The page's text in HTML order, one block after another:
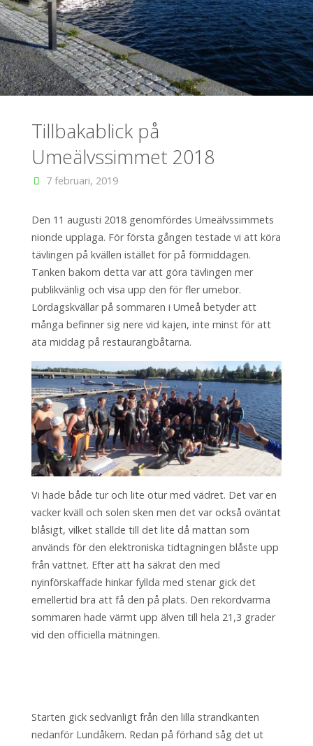
Tillbakablick på
Umeälvssimmet 2018
7 februari, 2019
Den 11 augusti 2018 genomfördes Umeälvssimmets
nionde upplaga. För första gången testade vi att köra
tävlingen på kvällen istället för på förmiddagen.
Tanken bakom detta var att göra tävlingen mer
publikvänlig och visa upp den för fler umebor.
Lördagskvällar på sommaren i Umeå betyder att
många befinner sig nere vid kajen, inte minst för att
äta middag på restaurangbåtarna.
Vi hade både tur och lite otur med vädret. Det var en
vacker kväll och solen sken men det var också oväntat
blåsigt, vilket ställde till det lite då mattan som
används för den elektroniska tidtagningen blåste upp
från vattnet. Efter att ha säkrat den med
nyinförskaffade hinkar fyllda med stenar gick det
emellertid bra att få den på plats. Den rekordvarma
sommaren hade värmt upp älven till hela 21,3 grader
vid den officiella mätningen.
Starten gick sedvanligt från den lilla strandkanten
nedanför Lundåkern. Redan på förhand såg det ut